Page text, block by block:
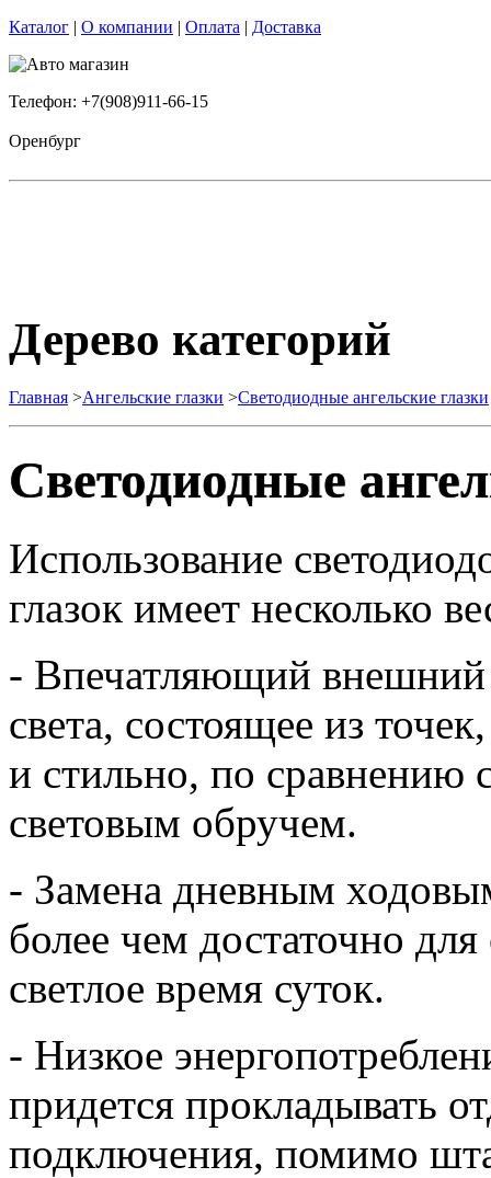
Каталог | О компании | Оплата | Доставка
Телефон: +7(908)911-66-15
Оренбург
Дерево категорий
Главная >Ангельские глазки >Светодиодные ангельские глазки
Светодиодные
Использование
глазок имеет несколько
- Впечатляющий внешний
света, состоящее из
и стильно, по
световым обручем.
- Замена дневным
более чем достаточно
светлое время суток.
- Низкое
придется прокладывать
подключения, помимо